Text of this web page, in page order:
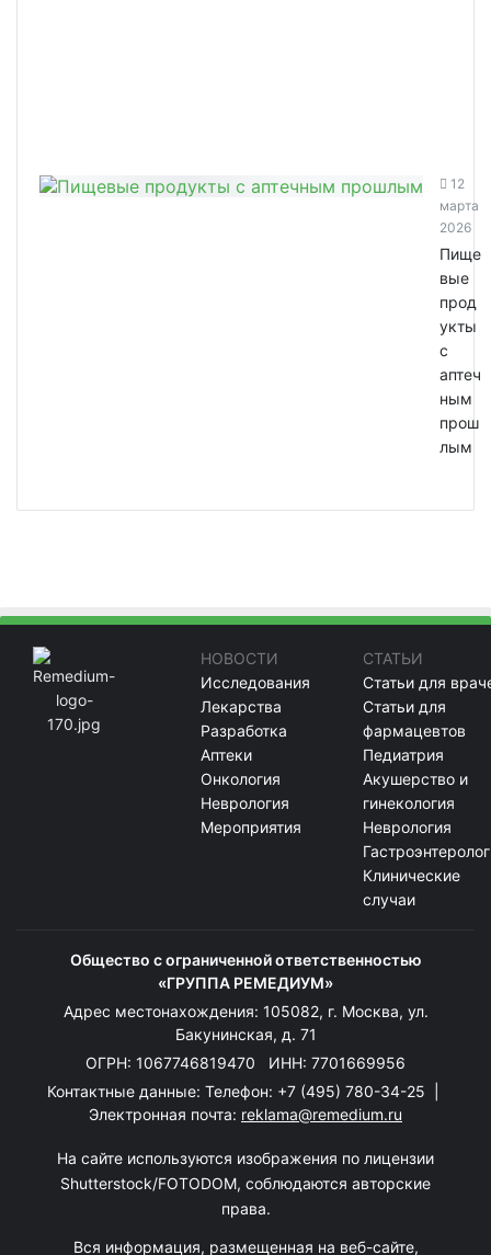
12
марта
2026
Пище
вые
прод
укты
с
аптеч
ным
прош
лым
НОВОСТИ
Исследования
Лекарства
Разработка
Аптеки
Онкология
Неврология
Мероприятия
СТАТЬИ
Статьи для
Статьи для
фармацевтов
Педиатрия
Акушерство и
гинекология
Неврология
Клинические
случаи
Общество с ограниченной ответственностью
«ГРУППА РЕМЕДИУМ»
Адрес местонахождения: 105082, г. Москва, ул.
Бакунинская, д. 71
ОГРН: 1067746819470 ИНН: 7701669956
Контактные данные: Телефон: +7 (495) 780-34-25
Электронная почта: reklama@remedium.ru
На сайте используются изображения по лицензии
Shutterstock/FOTODOM, соблюдаются авторские
права.
Вся информация, размещенная на веб-сайте,